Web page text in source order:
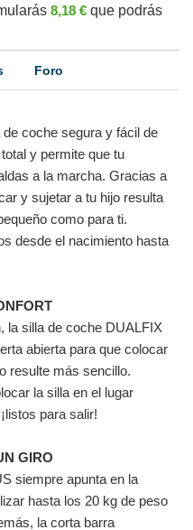
8,18 € que podrás
Foro
coche segura y fácil de
y permite que tu
a la marcha. Gracias a
y sujetar a tu hijo resulta
como para ti.
desde el nacimiento hasta
la silla de coche DUALFIX
abierta para que colocar
resulte más sencillo.
la silla en el lugar
para salir!
GIRO
siempre apunta en la
hasta los 20 kg de peso
la corta barra